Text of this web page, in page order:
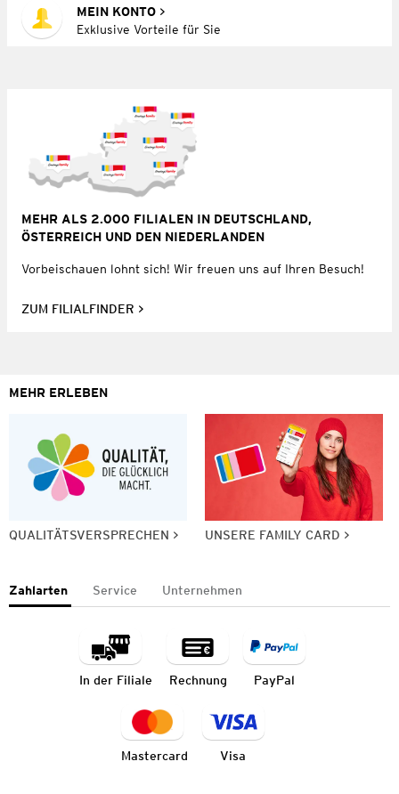
MEIN KONTO
Exklusive Vorteile für Sie
MEHR ALS 2.000 FILIALEN IN DEUTSCHLAND,
ÖSTERREICH UND DEN NIEDERLANDEN
Vorbeischauen lohnt sich! Wir freuen uns auf Ihren Besuch!
ZUM FILIALFINDER
MEHR ERLEBEN
QUALITÄTSVERSPRECHEN UNSERE FAMILY CARD
Zahlarten Service Unternehmen
In der Filiale Rechnung PayPal
Mastercard Visa